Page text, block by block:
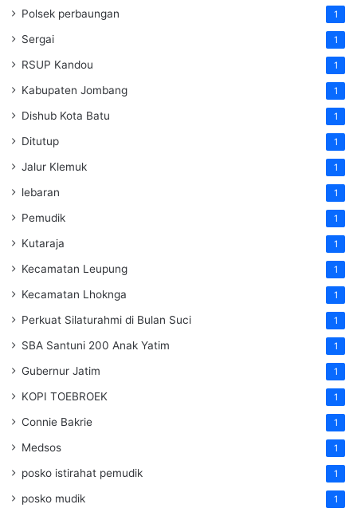
Polsek perbaungan 1
Sergai 1
RSUP Kandou 1
Kabupaten Jombang 1
Dishub Kota Batu 1
Ditutup 1
Jalur Klemuk 1
lebaran 1
Pemudik 1
Kutaraja 1
Kecamatan Leupung 1
Kecamatan Lhoknga 1
Perkuat Silaturahmi di Bulan Suci 1
SBA Santuni 200 Anak Yatim 1
Gubernur Jatim 1
KOPI TOEBROEK 1
Connie Bakrie 1
Medsos 1
posko istirahat pemudik 1
posko mudik 1